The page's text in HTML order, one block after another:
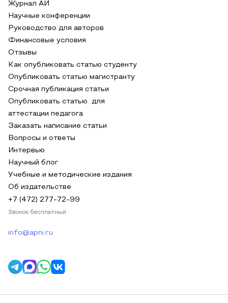
Журнал АИ
Научные конференции
Руководство для авторов
Финансовые условия
Отзывы
Как опубликовать статью студенту
Опубликовать статью магистранту
Срочная публикация статьи
Опубликовать статью для
аттестации педагога
Заказать написание статьи
Вопросы и ответы
Интервью
Научный блог
Учебные и методические издания
Об издательстве
+7 (472) 277-72-99
Звонок бесплатный
info@apni.ru